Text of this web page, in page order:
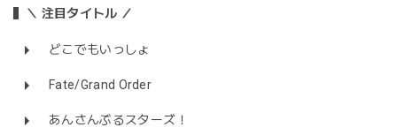
＼ 注目タイトル ／
どこでもいっしょ
Fate/Grand Order
あんさんぶるスターズ！